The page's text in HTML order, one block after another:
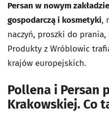
Persan w nowym
gospodarczą i kosmetyki,
naczyń, proszki do
Produkty z Wróblowic
krajów europejskich.
Pollena i Persan
Krakowskiej. Co